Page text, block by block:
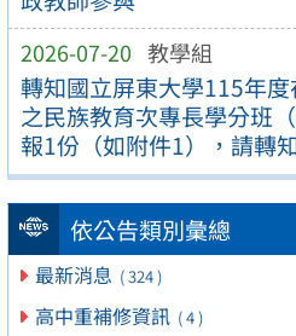
2026-07-20 教學組
轉知國立屏東大學115年
之民族教育次專長學分班
報1份（如附件1），請轉
依公告類別彙總
最新消息 ( 324 )
高中重補修資訊 ( 4 )